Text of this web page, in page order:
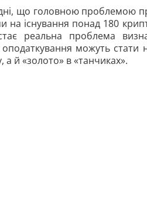
що головною проблемою
на існування понад 180
реальна проблема
можуть стати
а й «золото» в «танчиках».